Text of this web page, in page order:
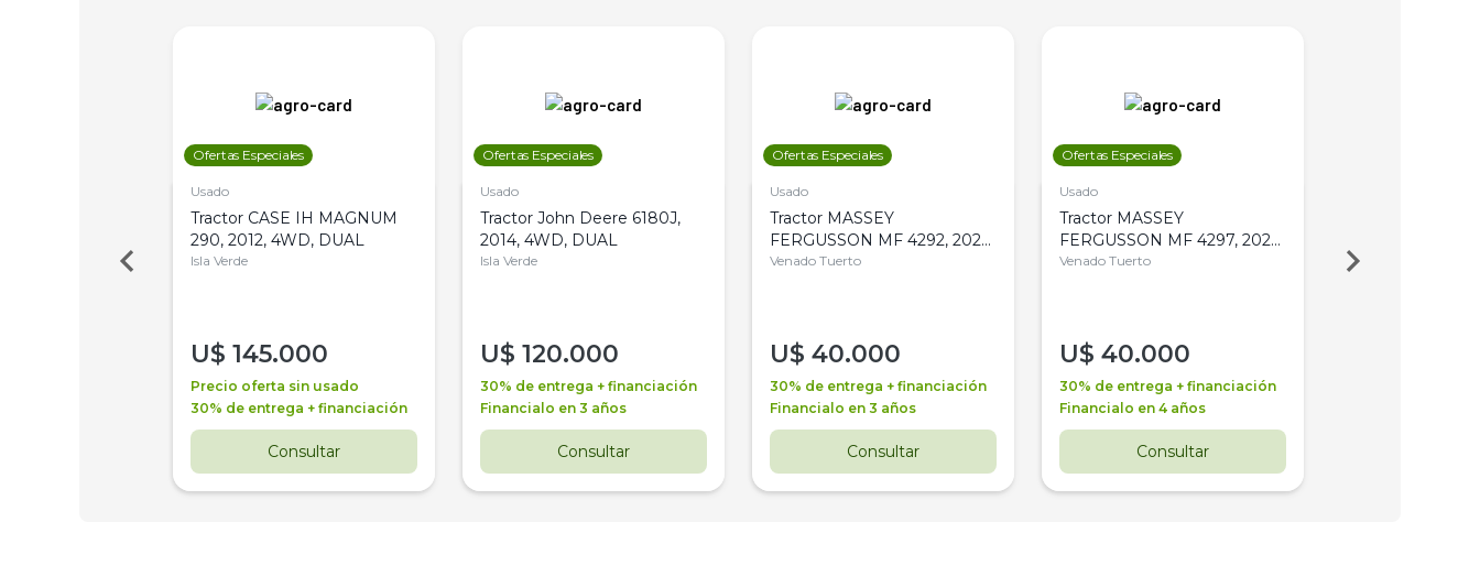
Ofertas Especiales
Usado
Tractor CASE IH MAGNUM
290, 2012, 4WD, DUAL
Isla Verde
U$ 145.000
Precio oferta sin usado
30% de entrega + financiación
Consultar
Ofertas Especiales
Usado
Tractor John Deere 6180J,
2014, 4WD, DUAL
Isla Verde
U$ 120.000
30% de entrega + financiación
Financialo en 3 años
Consultar
Ofertas Especiales
Usado
Tractor MASSEY
FERGUSSON MF 4292, 2020,
4WD, PATON
Venado Tuerto
U$ 40.000
30% de entrega + financiación
Financialo en 3 años
Consultar
Ofertas Especiales
Usado
Tractor MASSEY
FERGUSSON MF 4297, 2020,
4WD, PATON
Venado Tuerto
U$ 40.000
30% de entrega + financiación
Financialo en 4 años
Consultar
Venado Tuerto